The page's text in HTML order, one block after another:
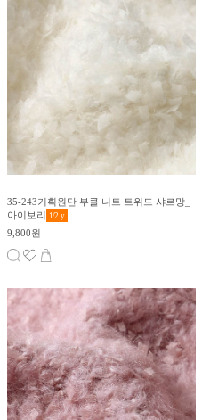
35-243기획원단 부클 니트 트위드 샤르망_
아이보리 1/2 y
9,800원